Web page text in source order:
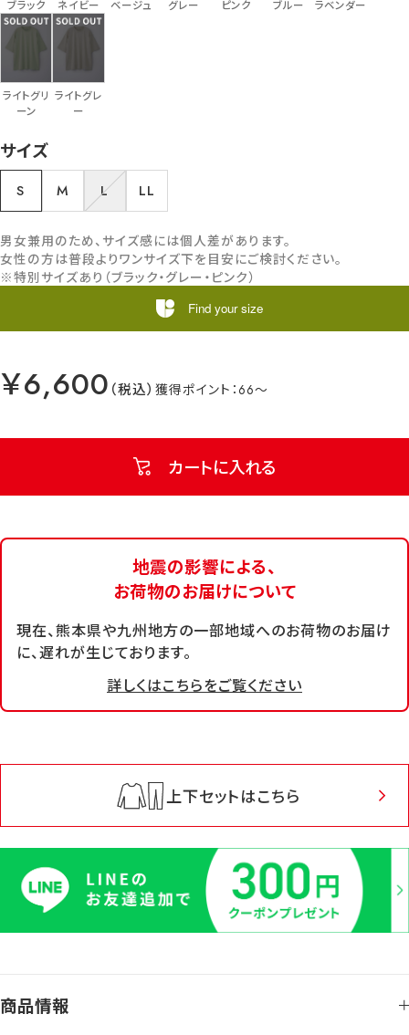
ブラック ネイビー ベージュ グレー ピンク ブルー ラベンダー
ライトグリ
ーン
ライトグレ
ー
サイズ
S M L LL
￥6,600 66
カートに入れる
男女兼用のため、サイズ感には個人差があります。
女性の方は普段よりワンサイズ下を目安にご検討ください。
※特別サイズあり（ブラック・グレー・ピンク）
Find your size
地震の影響による、
お荷物のお届けについて
現在、熊本県や九州地方の一部地域へのお荷物のお届け
に、遅れが生じております。
詳しくはこちらをご覧ください
上下セットはこちら
商品情報